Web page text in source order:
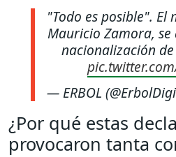
"Todo es posible". El
Mauricio Zamora,
nacionalización
— ERBOL
¿Por qué estas
provocaron tanta